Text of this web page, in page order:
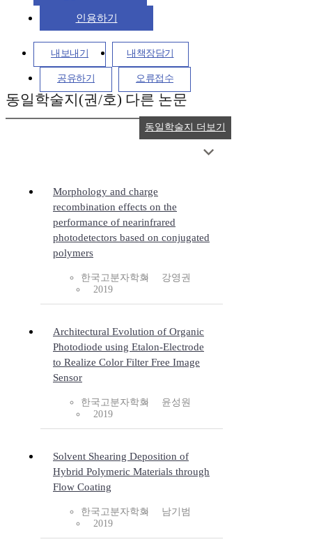
인용하기
내보내기 내책장담기
공유하기 오류접수
동일학술지(권/호) 다른 논문
Morphology and charge
recombination effects on the
performance of nearinfrared
photodetectors based on conjugated
polymers
한국고분자학회
강영권
2019
Architectural Evolution of Organic
Photodiode using Etalon-Electrode
to Realize Color Filter Free Image
Sensor
한국고분자학회
윤성원
2019
Solvent Shearing Deposition of
Hybrid Polymeric Materials through
Flow Coating
한국고분자학회
남기범
2019
동일학술지 더보기